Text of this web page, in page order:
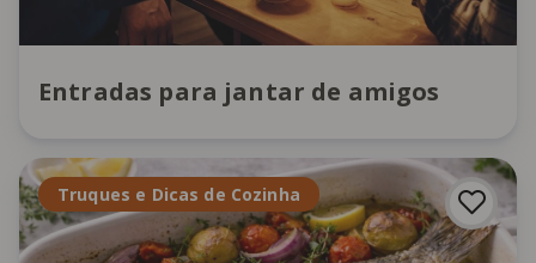
Entradas para jantar de amigos
Truques e Dicas de Cozinha